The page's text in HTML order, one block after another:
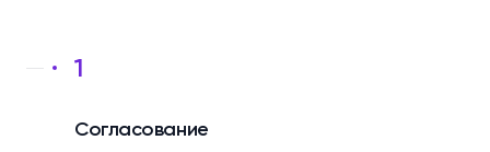
1
Согласование